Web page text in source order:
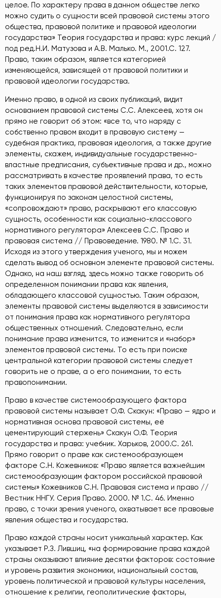
целое. По характеру права в данном обществе легко
можно судить о сущности всей правовой системы этого
общества, правовой политике и правовой идеологии
государства» Теория государства и права: курс лекций /
под ред.Н.И. Матузова и А.В. Малько. М., 2001.С. 127.
Право, таким образом, является категорией
изменяющейся, зависящей от правовой политики и
правовой идеологии государства.
Именно право, в одной из своих публикаций, видит
основанием правовой системы С.С. Алексеев, хотя он
прямо не говорит об этом: «все то, что наряду с
собственно правом входит в правовую систему —
судебная практика, правовая идеология, а также другие
элементы, скажем, индивидуальные государственно-
властные предписания, субъективные права и др., можно
рассматривать в качестве проявлений права, то есть
таких элементов правовой действительности, которые,
функционируя по законам целостной системы,
«сопровождают» право, раскрывают его классовую
сущность, особенности как социально-классового
нормативного регулятора» Алексеев С.С. Право и
правовая система // Правоведение. 1980. № 1.С. 31.
Исходя из этого утверждения ученого, мы и можем
сделать вывод об основном элементе правовой системы.
Однако, на наш взгляд, здесь можно также говорить об
определенном понимании права как явления,
обладающего классовой сущностью. Таким образом,
элементы правовой системы выделяются в зависимости
от понимания права как нормативного регулятора
общественных отношений. Следовательно, если
понимание права изменится, то изменится и «набор»
элементов правовой системы. То есть при поиске
центральной категории правовой системы следует
говорить не о праве, а о его понимании, то есть
правопонимании.
Право в качестве системообразующего фактора
правовой системы называет О.Ф. Скакун: «Право — ядро и
нормативная основа правовой системы, её
цементирующий стержень» Скакун О.Ф. Теория
государства и права: учебник. Харьков, 2000.С. 261.
Прямо говорит о праве как системообразующем
факторе С.Н. Кожевников: «Право является важнейшим
системообразующим фактором российской правовой
системы» Кожевников С.Н. Правовая система и право //
Вестник ННГУ. Серия Право. 2000. № 1.С. 46. Именно
право, с точки зрения ученого, охватывает все правовые
явления общества и государства.
Право каждой страны носит уникальный характер. Как
указывает Р.З. Лившиц, «на формирование права каждой
страны оказывают влияние десятки факторов: состояние
и уровень развития экономики, национальный состав,
уровень политической и правовой культуры населения,
отношение к религии, геополитические факторы,